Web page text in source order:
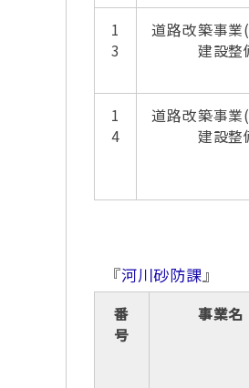
1
3
道路改築事
建設整
1
4
道路改築事
建設整
『河川砂防課』
番
号
事業名